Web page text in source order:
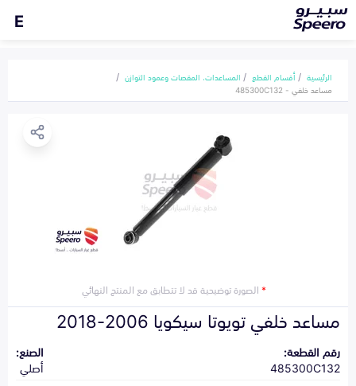
E
الرئيسية أقسام القطع
المساعدات، المقصات وعمود التوازن
مساعد خلفي - 485300C132
*الصورة توضيحية قد لا تتطابق مع المنتج النهائي
مساعد خلفي تويوتا سيكويا 2006-2018
رقم القطعة:
485300C132
الصنع:
أصلي